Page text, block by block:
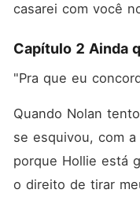
casarei com você
Capítulo 2 Ainda
"Pra que eu
Quando Nolan
se esquivou, com
porque Hollie está
o direito de tirar